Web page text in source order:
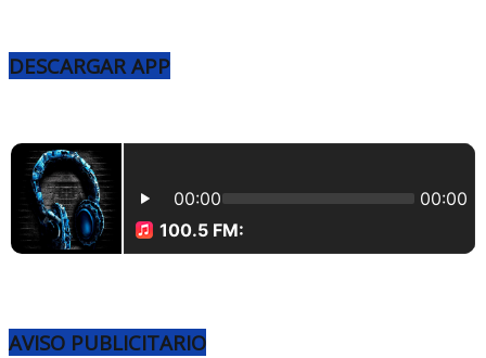
DESCARGAR APP
AVISO PUBLICITARIO